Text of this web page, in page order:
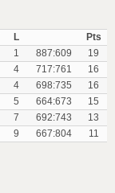
L
Pts
1 887:609
19
4 717:761
16
4 698:735
16
5 664:673
15
7 692:743
13
9 667:804 11